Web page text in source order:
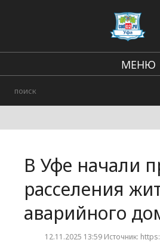
МЕНЮ
Городские
В Уфе начали
расселения
аварийного
12.11.2025 13:59 Источник: